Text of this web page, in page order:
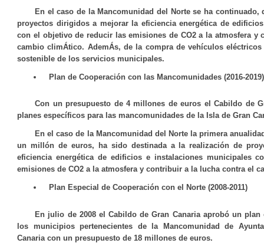
En el caso de la Mancomunidad del Norte se ha continuado,
proyectos dirigidos a mejorar la eficiencia energética de
con el objetivo de reducir las emisiones de CO2 a la atmosfera y
cambio climÁtico. AdemÁs, de la compra de vehículos
sostenible de los servicios municipales.
Plan de Cooperación con las Mancomunidades (2016-2019)
Con un presupuesto de 4 millones de euros el Cabildo de
planes específicos para las mancomunidades de la Isla de Gran
En el caso de la Mancomunidad del Norte la primera
un millón de euros, ha sido destinada a la realización de
eficiencia energética de edificios e instalaciones municipales
emisiones de CO2 a la atmosfera y contribuir a la lucha contra el
Plan Especial de Cooperación con el Norte (2008-2011)
En julio de 2008 el Cabildo de Gran Canaria aprobó un
los municipios pertenecientes de la Mancomunidad de
Canaria con un presupuesto de 18 millones de euros.